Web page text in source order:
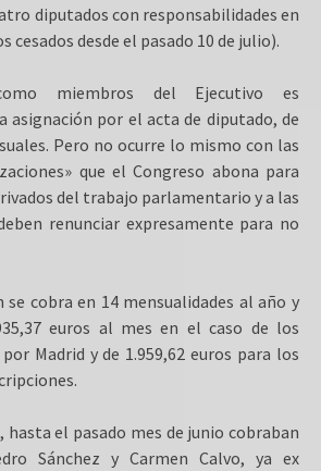
diputados con responsabilidades en
cesados desde el pasado 10 de julio).
miembros del Ejecutivo es
asignación por el acta de diputado, de
Pero no ocurre lo mismo con las
que el Congreso abona para
del trabajo parlamentario y a las
renunciar expresamente para no
cobra en 14 mensualidades al año y
euros al mes en el caso de los
Madrid y de 1.959,62 euros para los
hasta el pasado mes de junio cobraban
Sánchez y Carmen Calvo, ya ex